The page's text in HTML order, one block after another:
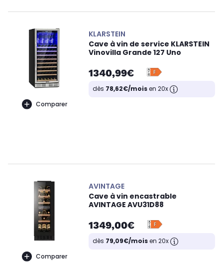
Comparer
KLARSTEIN
Cave à vin de service KLARSTEIN
Vinovilla Grande 127 Uno
1340,99€
dès 78,62€/moisen 20x
Comparer
AVINTAGE
Cave à vin encastrable
AVINTAGE AVU31D88
1349,00€
dès 79,09€/moisen 20x